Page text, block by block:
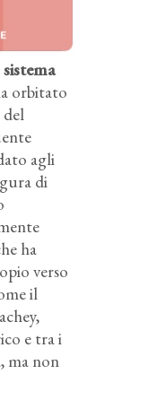
orbitato
agli
di
ha
verso
il
e tra i
ma non